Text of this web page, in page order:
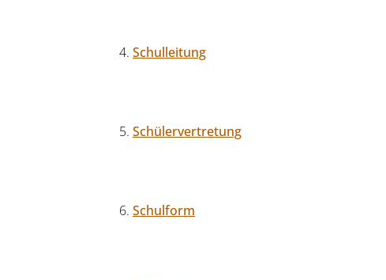
Schulleitung
Schülervertretung
Schulform